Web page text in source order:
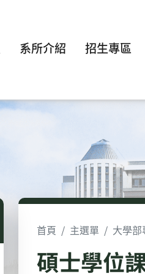
系所介紹 招生專區
首頁 主選單 大學部
碩士學位